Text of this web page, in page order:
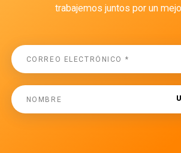
trabajemos juntos por un